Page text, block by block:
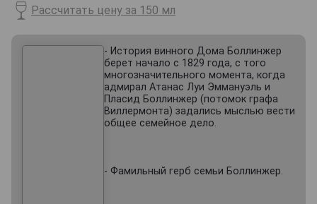
Рассчитать цену за 150 мл
- История винного Дома Боллинжер
берет начало с 1829 года, с того
многозначительного момента, когда
адмирал Атанас Луи Эммануэль и
Пласид Боллинжер (потомок графа
Виллермонта) задались мыслью вести
общее семейное дело.
- Фамильный герб семьи Боллинжер.